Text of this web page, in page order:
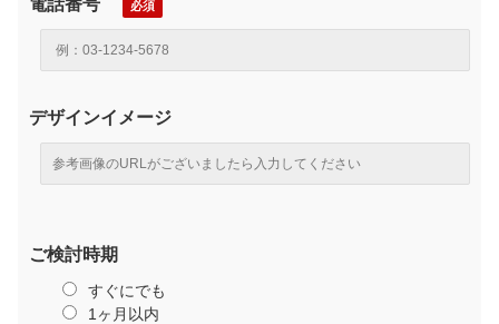
電話番号
デザインイメージ
ご検討時期
すぐにでも
1ヶ月以内